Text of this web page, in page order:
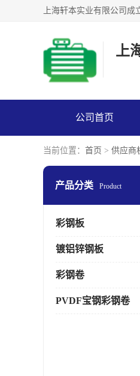
上
公司首页
当前位置： 首页 > 供应商
产品分类 Product
彩钢板
镀铝锌钢板
彩钢卷
PVDF宝钢彩钢卷